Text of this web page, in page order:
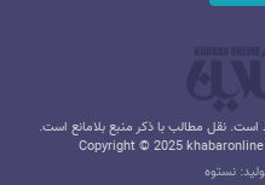
نقل مطالب با ذکر منبع بلامانع است.
Copyright © 2025
نستوه